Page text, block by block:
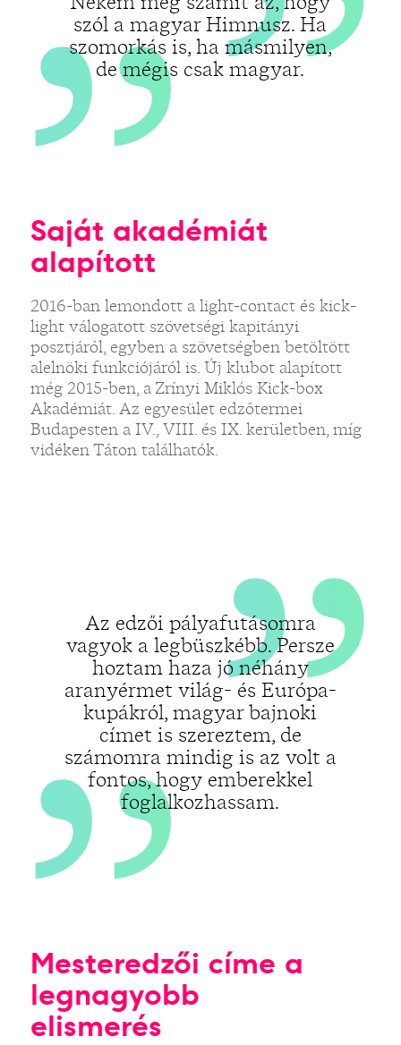
szól a magyar Himnusz. Ha
szomorkás is, ha másmilyen,
de mégis csak magyar.
Saját akadémiát
alapított
2016-ban lemondott a light-contact és kick-
light válogatott szövetségi kapitányi
posztjáról, egyben a szövetségben betöltött
alelnöki funkciójáról is. Új klubot alapított
még 2015-ben, a Zrínyi Miklós Kick-box
Akadémiát. Az egyesület edzőtermei
Budapesten a IV., VIII. és IX. kerületben, míg
vidéken Táton találhatók.
Az edzői pályafutásomra
vagyok a legbüszkébb. Persze
hoztam haza jó néhány
aranyérmet világ- és Európa-
kupákról, magyar bajnoki
címet is szereztem, de
számomra mindig is az volt a
fontos, hogy emberekkel
foglalkozhassam.
„„
Mesteredzői címe a
legnagyobb
elismerés